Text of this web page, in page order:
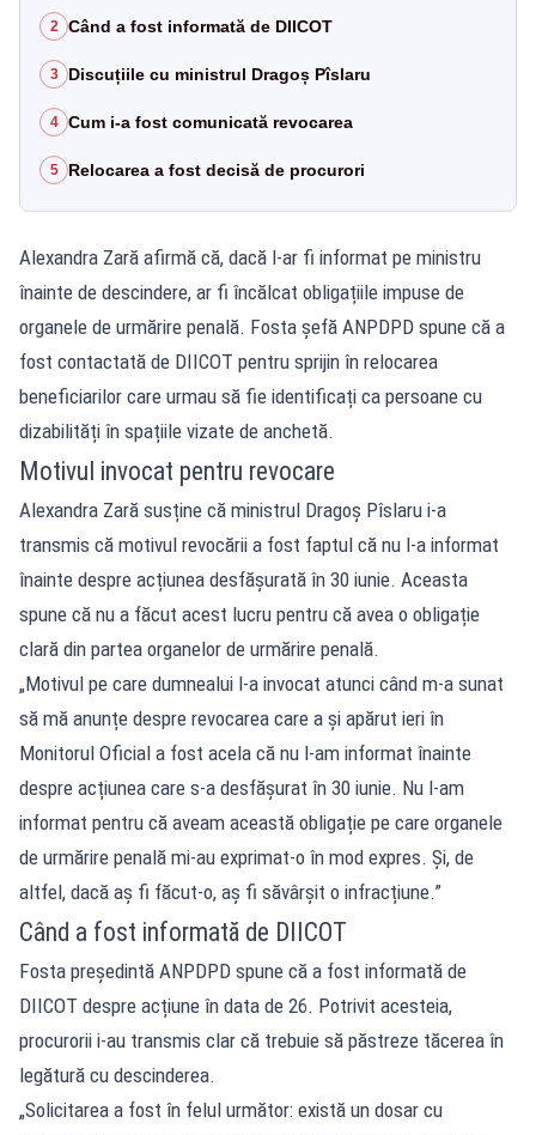
2 Când a fost informată de DIICOT
3 Discuțiile cu ministrul Dragoș Pîslaru
4 Cum i-a fost comunicată revocarea
5 Relocarea a fost decisă de procurori
Alexandra Zară afirmă că, dacă l-ar fi informat pe ministru
înainte de descindere, ar fi încălcat obligațiile impuse de
organele de urmărire penală. Fosta șefă ANPDPD spune că a
fost contactată de DIICOT pentru sprijin în relocarea
beneficiarilor care urmau să fie identificați ca persoane cu
dizabilități în spațiile vizate de anchetă.
Motivul invocat pentru revocare
Alexandra Zară susține că ministrul Dragoș Pîslaru i-a
transmis că motivul revocării a fost faptul că nu l-a informat
înainte despre acțiunea desfășurată în 30 iunie. Aceasta
spune că nu a făcut acest lucru pentru că avea o obligație
clară din partea organelor de urmărire penală.
„Motivul pe care dumnealui l-a invocat atunci când m-a sunat
să mă anunțe despre revocarea care a și apărut ieri în
Monitorul Oficial a fost acela că nu l-am informat înainte
despre acțiunea care s-a desfășurat în 30 iunie. Nu l-am
informat pentru că aveam această obligație pe care organele
de urmărire penală mi-au exprimat-o în mod expres. Și, de
altfel, dacă aș fi făcut-o, aș fi săvârșit o infracțiune.”
Când a fost informată de DIICOT
Fosta președintă ANPDPD spune că a fost informată de
DIICOT despre acțiune în data de 26. Potrivit acesteia,
procurorii i-au transmis clar că trebuie să păstreze tăcerea în
legătură cu descinderea.
„Solicitarea a fost în felul următor: există un dosar cu